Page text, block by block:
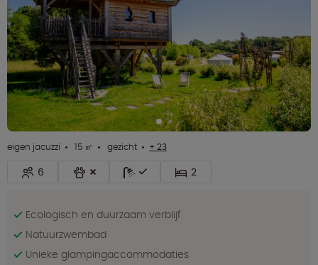
eigen jacuzzi 15 ㎡ gezicht + 23
6 2
Ecologisch en duurzaam verblijf
Natuurzwembad
Unieke glampingaccommodaties